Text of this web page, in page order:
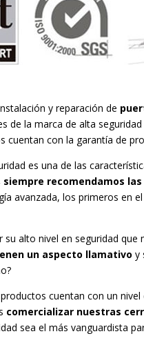
y reparación de
de la marca de alta
con la garantía de
es una de las
siempre recomendamos
avanzada, los primeros en
alto nivel en seguridad que
un aspecto llamativo y
cuentan con un nivel
comercializar nuestras
sea el más vanguardista